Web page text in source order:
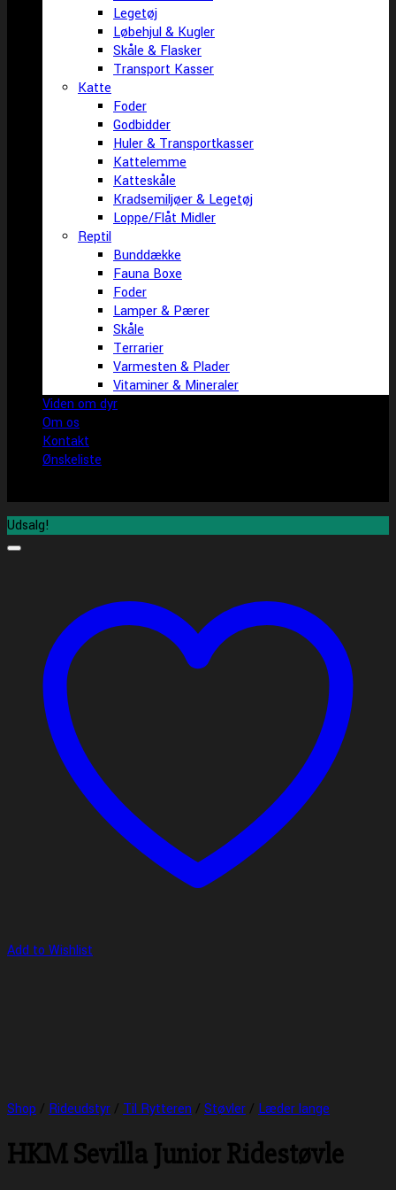
Legetøj
Løbehjul & Kugler
Skåle & Flasker
Transport Kasser
Katte
Foder
Godbidder
Huler & Transportkasser
Kattelemme
Katteskåle
Kradsemiljøer & Legetøj
Loppe/Flåt Midler
Reptil
Bunddække
Fauna Boxe
Foder
Lamper & Pærer
Skåle
Terrarier
Varmesten & Plader
Vitaminer & Mineraler
Viden om dyr
Om os
Kontakt
Ønskeliste
Udsalg!
Add to Wishlist
Shop / Rideudstyr / Til Rytteren / Støvler / Læder lange
HKM Sevilla Junior Ridestøvle